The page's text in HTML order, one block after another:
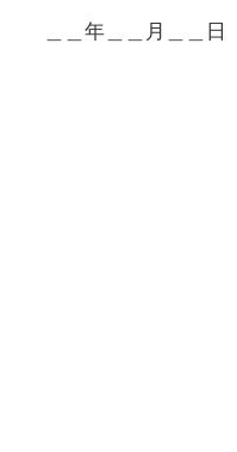
＿＿年＿＿月＿＿日